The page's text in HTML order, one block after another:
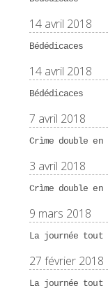
14 avril 2018
Bédédicaces
14 avril 2018
Bédédicaces
7 avril 2018
Crìme double en
3 avril 2018
Crìme double en
9 mars 2018
La journée
27 février 2018
La journée